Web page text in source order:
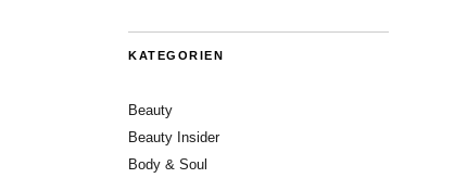
KATEGORIEN
Beauty
Beauty Insider
Body & Soul